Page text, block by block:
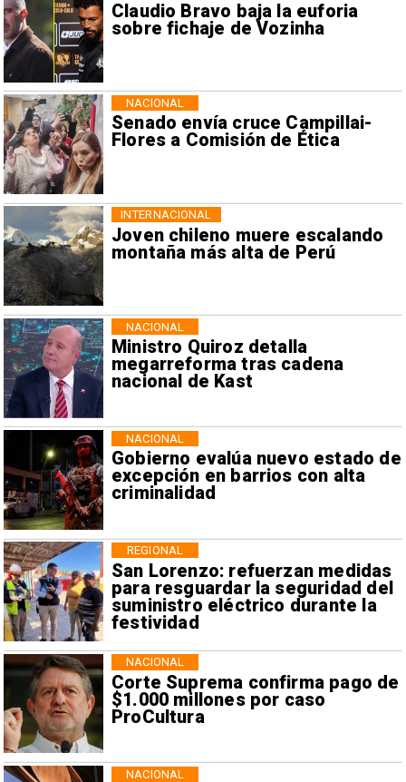
Claudio Bravo baja la euforia
sobre fichaje de Vozinha
Senado envía cruce Campillai-
Flores a Comisión de Ética
NACIONAL
Joven chileno muere escalando
montaña más alta de Perú
INTERNACIONAL
Ministro Quiroz detalla
megarreforma tras cadena
nacional de Kast
NACIONAL
Gobierno evalúa nuevo estado de
excepción en barrios con alta
criminalidad
NACIONAL
San Lorenzo: refuerzan medidas
para resguardar la seguridad del
suministro eléctrico durante la
festividad
REGIONAL
Corte Suprema confirma pago de
$1.000 millones por caso
ProCultura
NACIONAL
NACIONAL